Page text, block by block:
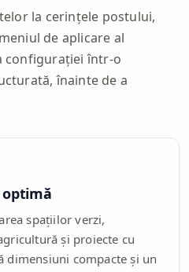
la cerințele postului,
de aplicare al
configurației într-o
înainte de a
spațiilor verzi,
și proiecte cu
dimensiuni compacte și un